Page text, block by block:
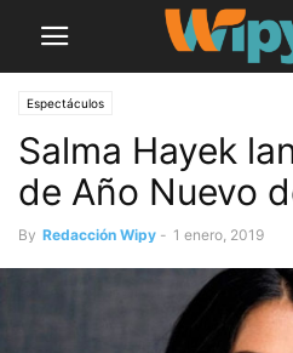
Espectáculos
Salma Hayek
de Año Nuevo
By Redacción Wipy - 1 enero, 2019